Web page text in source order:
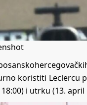
koristiti Leclercu
i utrku (13. april